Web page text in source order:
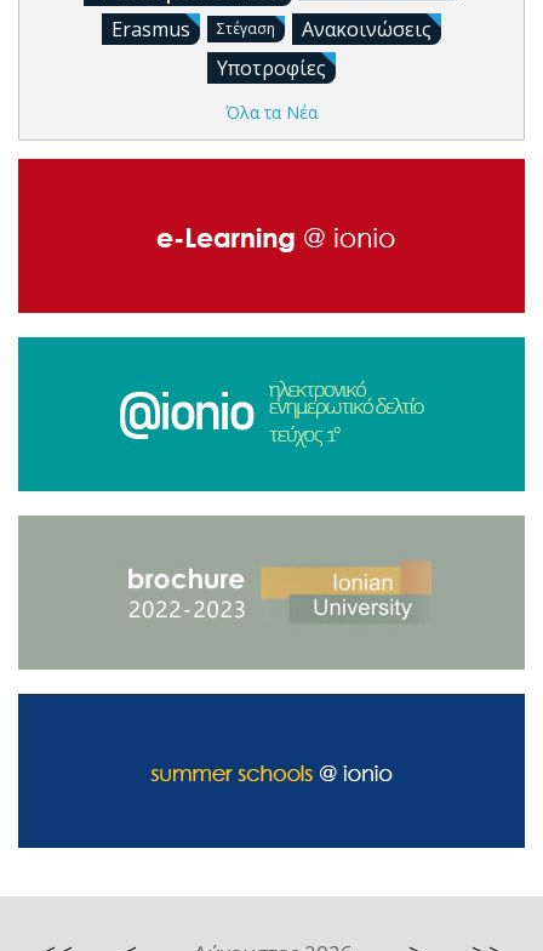
Erasmus Στέγαση
Ανακοινώσεις
Υποτροφίες
Όλα τα Νέα